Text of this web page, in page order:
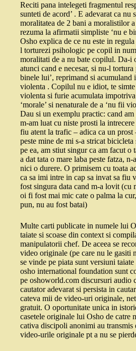
Reciti pana intelegeti fragmentul
sunteti de acord’ . E adevarat ca nu
moralitatea de 2 bani a moralistilor
rezuma la afirmatii simpliste ‘nu e
Osho explica de ce nu este in
l torturezi psihologic pe copil in
moralitati de a nu bate copilul. Da-i
atunci cand e necesar, si nu-l
binele lui’, reprimand si acumuland
violenta . Copilul nu e idiot, te
violenta si furie acumulata
‘morale’ si nenaturale de a ‘nu fii
Dau si un exemplu practic: cand
m-am luat cu niste prosti la
fiu atent la trafic – adica ca un prost
peste mine de mi s-a stricat bicicleta
pe ea, am stiut singur ca am facut o
a dat tata o mare laba peste fatza,
nici o durere. O primisem cu toata
ca sa imi intre in cap sa invat sa fiu
fost singura data cand m-a lovit (cu
oi fi fost mai mic cate o palma la
pun, nu au fost batai)
Multe carti publicate in numele lui
taiate si scoase din context si
manipulatorii chef. De aceea se
video originale (pe care nu le gasiti
se vinde pe piata sunt versiuni
osho international foundation sunt
pe oshoworld.com discursuri audio
cautator adevarat si persista in
cateva mii de video-uri originale,
gratuit. O oportunitate unica in
casetele originale lui Osho de catre
cativa discipoli anonimi au transmis
video-urile originale pt a nu se